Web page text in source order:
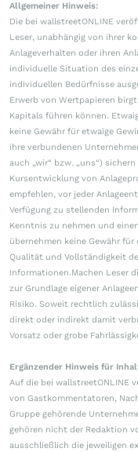
Allgemeiner Hinweis:
Die bei wallstreetONLINE
Leser, unabhängig von ihrer
Anlageverhalten oder ihren
individuelle Situation des
individuellen Bedürfnisse
Erwerb von Wertpapieren
Kapitals führen können.
keine Gewähr für etwaige
ihre verbundenen
auch „wir“ bzw. „uns“)
Kursentwicklung von
empfehlen, vor jeder
Verfügung zu stellenden
Kenntnis zu nehmen und
übernehmen keine Gewähr
Qualität und Vollständigkeit
Informationen.Machen Leser
zur Grundlage eigener
Risiko. Soweit rechtlich
direkt oder indirekt damit
Vorsatz oder grobe
Ergänzender Hinweis für
Auf die bei wallstreetONLINE
von Gastkommentatoren,
Gruppe gehörende
gehören nicht der Redaktion
ausschließlich die jeweiligen